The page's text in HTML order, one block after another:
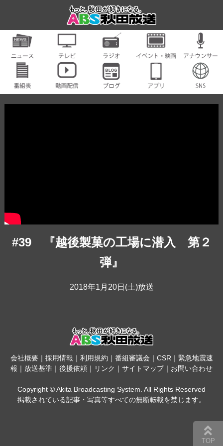
#39 『越後製菓の工場に潜入 第２
弾』
2018年1月20日(土)放送
会社概要｜ 採用情報 ｜ 利用規約 ｜ 番組審議会 ｜ CSR ｜ 緊急地震速
報 ｜ 放送基準 ｜ 後援依頼 ｜ リンク ｜ サイトマップ｜ お問い合わせ
Copyright © Akita Broadcasting System. All Rights Reserved
掲載されている記事・写真等すべての無断転載を禁じます。